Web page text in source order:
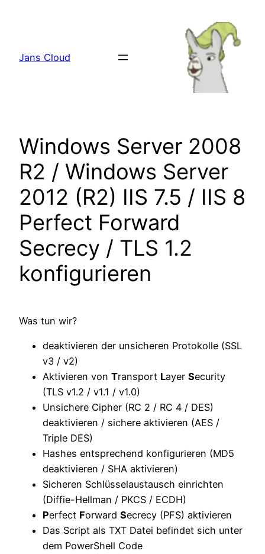
Jans Cloud
Windows Server 2008
R2 / Windows Server
2012 (R2) IIS 7.5 / IIS 8
Perfect Forward
Secrecy / TLS 1.2
konfigurieren
Was tun wir?
deaktivieren der unsicheren Protokolle (SSL
v3 / v2)
Aktivieren von Transport Layer Security
(TLS v1.2 / v1.1 / v1.0)
Unsichere Cipher (RC 2 / RC 4 / DES)
deaktivieren / sichere aktivieren (AES /
Triple DES)
Hashes entsprechend konfigurieren (MD5
deaktivieren / SHA aktivieren)
Sicheren Schlüsselaustausch einrichten
(Diffie-Hellman / PKCS / ECDH)
Perfect Forward Secrecy (PFS) aktivieren
Das Script als TXT Datei befindet sich unter
dem PowerShell Code